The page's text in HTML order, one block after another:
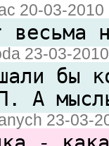
20-03-2010
весьма
23-03-
бы
А
23-03-